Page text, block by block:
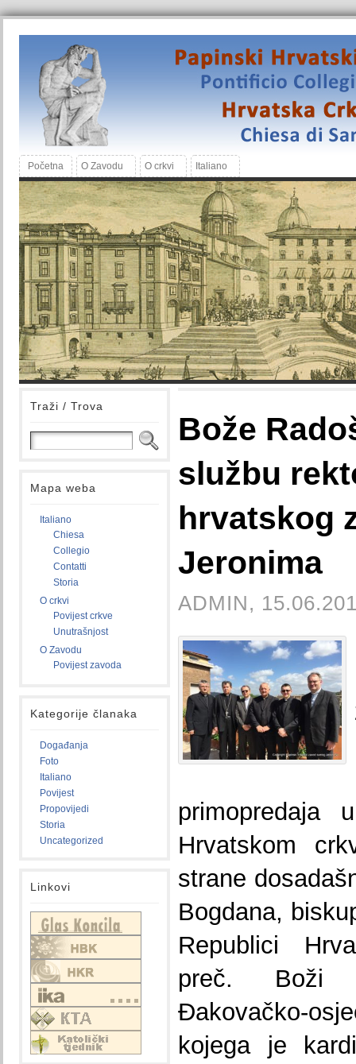
Početna O Zavodu O crkvi Italiano
Traži / Trova
Mapa weba
Italiano
Chiesa
Collegio
Contatti
Storia
O crkvi
Povijest crkve
Unutrašnjost
O Zavodu
Povijest zavoda
Kategorije članaka
Događanja
Foto
Italiano
Povijest
Propovijedi
Storia
Uncategorized
Linkovi
Bože
službu
hrvatskog
Jeronima
ADMIN,
primopredaja
Hrvatskom
strane
Bogdana,
Republici
preč. Boži
Đakovačko-
kojega je